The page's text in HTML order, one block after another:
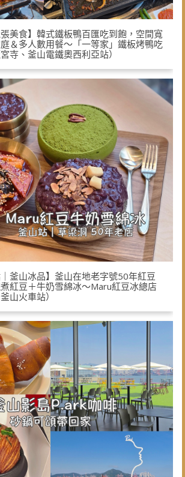
張美食】韓式鐵板鴨百匯吃到飽，空間寬
＆多人數用餐～「一等家」鐵板烤鴨吃
寺、釜山電鐵奧西利亞站）
｜釜山冰品】釜山在地老字號50年紅豆
紅豆＋牛奶雪綿冰～Maru紅豆冰總店
山火車站）